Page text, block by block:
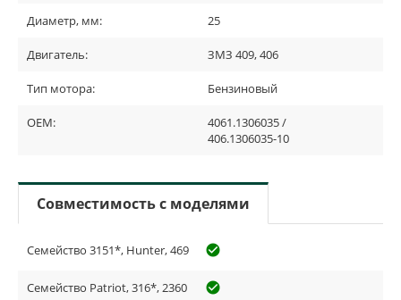
Диаметр, мм: 25
Двигатель: ЗМЗ 409, 406
Тип мотора: Бензиновый
OEM:
4061.1306035 /
406.1306035-10
Совместимость с моделями
Семейство 3151*, Hunter, 469 check_circle_outline
Семейство Patriot, 316*, 2360 check_circle_outline